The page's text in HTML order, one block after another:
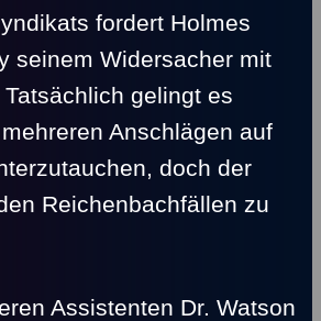
fordert Holmes
seinem Widersacher mit
gelingt es
Anschlägen auf
doch der
Reichenbachfällen zu
Assistenten Dr. Watson